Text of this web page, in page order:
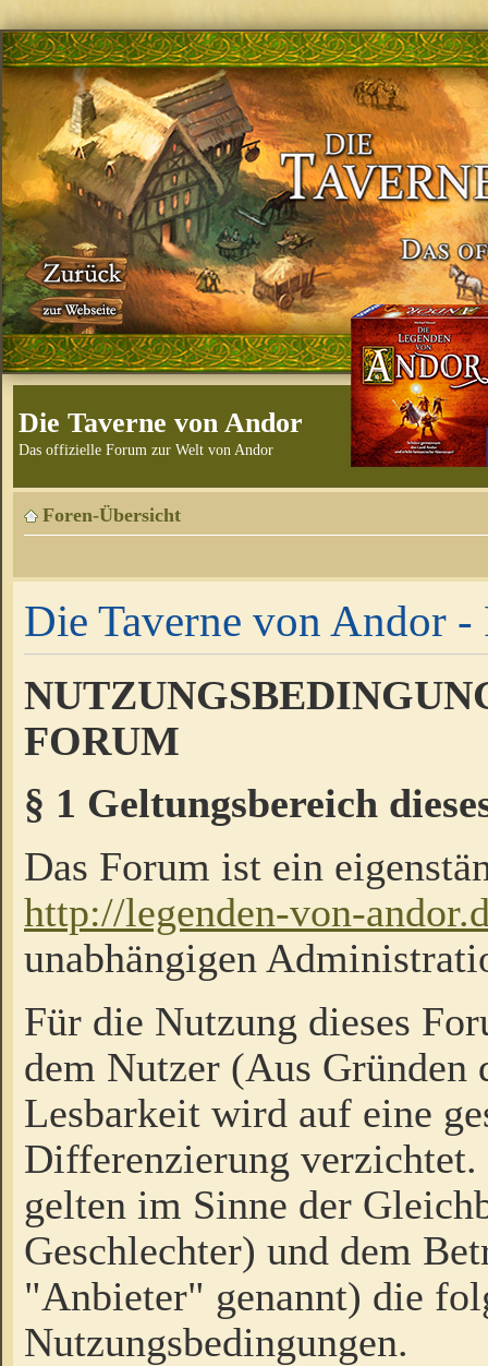
Die Taverne von Andor
Das offizielle Forum zur Welt von Andor
Foren-Übersicht
Die Taverne von Andor -
FORUM
§ 1 Geltungsbereich
Das Forum ist ein
http://legenden-von-
unabhängigen
Für die Nutzung dieses
dem Nutzer (Aus Gründen
Lesbarkeit wird auf eine
Differenzierung
gelten im Sinne der
Geschlechter) und dem
"Anbieter" genannt) die
Nutzungsbedingungen.